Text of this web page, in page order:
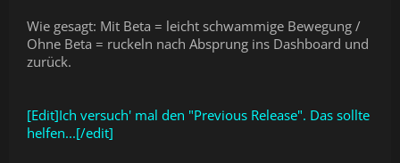
Wie gesagt: Mit Beta = leicht schwammige Bewegung /
Ohne Beta = ruckeln nach Absprung ins Dashboard und
zurück.
[Edit]Ich versuch' mal den "Previous Release". Das sollte
helfen...[/edit]